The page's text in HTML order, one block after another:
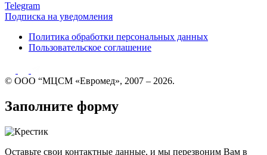
Telegram
Подписка на уведомления
Политика обработки персональных данных
Пользовательское соглашение
© ООО “МЦСМ «Евромед», 2007 – 2026.
Заполните форму
Оставьте свои контактные данные, и мы перезвоним Вам в